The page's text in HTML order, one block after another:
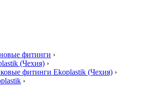
фитинги ›
(Чехия) ›
фитинги Ekoplastik (Чехия) ›
›